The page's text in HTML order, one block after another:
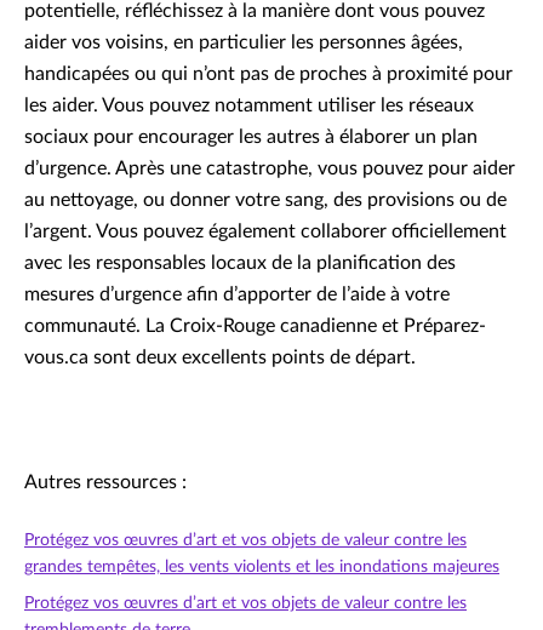
potentielle, réfléchissez à la manière dont vous pouvez
aider vos voisins, en particulier les personnes âgées,
handicapées ou qui n’ont pas de proches à proximité pour
les aider. Vous pouvez notamment utiliser les réseaux
sociaux pour encourager les autres à élaborer un plan
d’urgence. Après une catastrophe, vous pouvez pour aider
au nettoyage, ou donner votre sang, des provisions ou de
l’argent. Vous pouvez également collaborer officiellement
avec les responsables locaux de la planification des
mesures d’urgence afin d’apporter de l’aide à votre
communauté. La Croix-Rouge canadienne et Préparez-
vous.ca sont deux excellents points de départ.
Autres ressources :
Protégez vos œuvres d’art et vos objets de valeur contre les
grandes tempêtes, les vents violents et les inondations majeures
Protégez vos œuvres d’art et vos objets de valeur contre les